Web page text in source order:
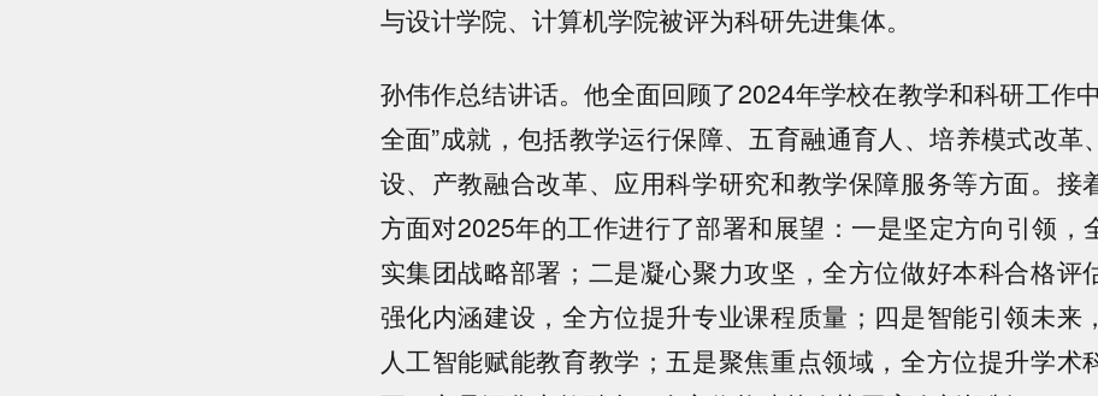
与设计学院、计算机学院被评为科研先进集体。
孙伟作总结讲话。他全面回顾了2024年学校在教学和科研工作
全面”成就，包括教学运行保障、五育融通育人、培养模式改革
设、产教融合改革、应用科学研究和教学保障服务等方面。接
方面对2025年的工作进行了部署和展望：一是坚定方向引领，
实集团战略部署；二是凝心聚力攻坚，全方位做好本科合格评
强化内涵建设，全方位提升专业课程质量；四是智能引领未来
人工智能赋能教育教学；五是聚焦重点领域，全方位提升学术